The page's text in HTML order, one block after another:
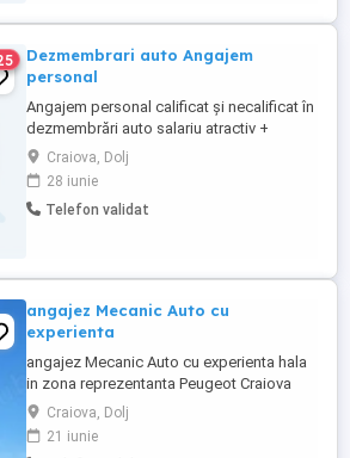
Dezmembrari auto Angajem
personal
Angajem personal calificat și necalificat în
dezmembrări auto salariu atractiv +
bonusuri
Craiova, Dolj
28 iunie
Telefon validat
angajez Mecanic Auto cu
experienta
angajez Mecanic Auto cu experienta hala
in zona reprezentanta Peugeot Craiova
Craiova, Dolj
21 iunie